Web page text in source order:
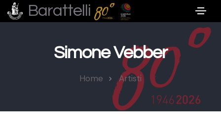
Barattelli
Simone Vebber
Home Artisti